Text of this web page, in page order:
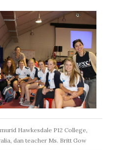
Hawkesdale P12 College,
dan teacher Ms. Britt Gow